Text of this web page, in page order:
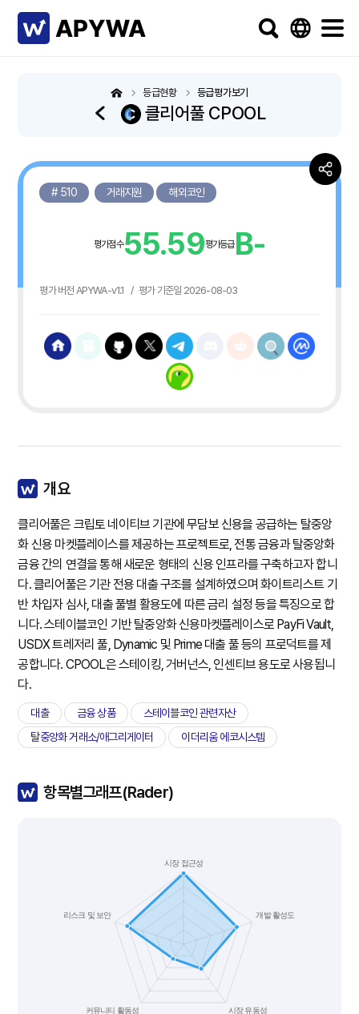
클리어풀 CPOOL
등급현황 등급평가보기
# 510 거래지원 해외코인
평가점수55.59평가등급B-
평가 버전 APYWA-v1.1 / 평가 기준일 2026-08-03
개요
클리어풀은 크립토 네이티브 기관에 무담보 신용을 공급하는 탈중앙
화 신용 마켓플레이스를 제공하는 프로젝트로, 전통 금융과 탈중앙화
금융 간의 연결을 통해 새로운 형태의 신용 인프라를 구축하고자 합니
다. 클리어풀은 기관 전용 대출 구조를 설계하였으며 화이트리스트 기
반 차입자 심사, 대출 풀별 활용도에 따른 금리 설정 등을 특징으로 합
니다. 스테이블코인 기반 탈중앙화 신용마켓플레이스로 PayFi Vault,
USDX 트레저리 풀, Dynamic 및 Prime 대출 풀 등의 프로덕트를 제
공합니다. CPOOL은 스테이킹, 거버넌스, 인센티브 용도로 사용됩니
다.
대출 금융 상품
스테이블코인 관련자산
탈중앙화 거래소/애그리게이터
이더리움 에코시스템
항목별그래프(Rader)